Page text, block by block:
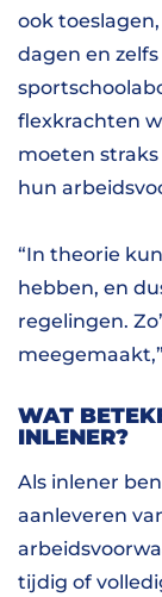
ook
dagen en
flexkrachten
moeten
hun
“In theorie
hebben, en
regelingen.
WAT
INLENER?
Als inlener
aanleveren
tijdig of